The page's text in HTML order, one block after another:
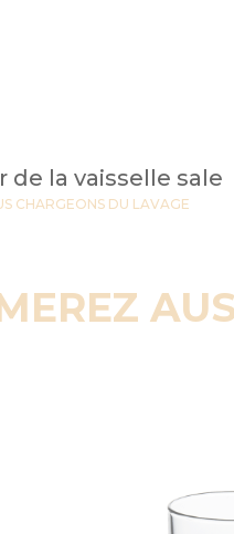
de la vaisselle sale
CHARGEONS DU LAVAGE